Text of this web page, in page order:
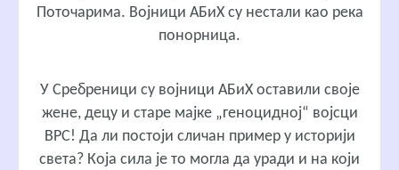
Поточарима. Војници АБиХ су нестали као река
понорница.
У Сребреници су војници АБиХ оставили своје
жене, децу и старе мајке „геноцидној“ војсци
ВРС! Да ли постоји сличан пример у историји
света? Која сила је то могла да уради и на који